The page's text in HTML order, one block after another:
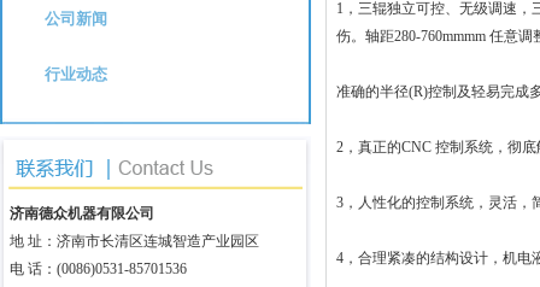
公司新闻
行业动态
济南德众机器有限公司
地 址：济南市长清区连城智造产业园区
电 话：(0086)0531-85701536
1，三辊独立可控、无级调速
伤。轴距280-760mmmm 任意调
准确的半径(R)控制及轻易完成
2，真正的CNC 控制系统，彻
3，人性化的控制系统，灵活，
4，合理紧凑的结构设计，机电